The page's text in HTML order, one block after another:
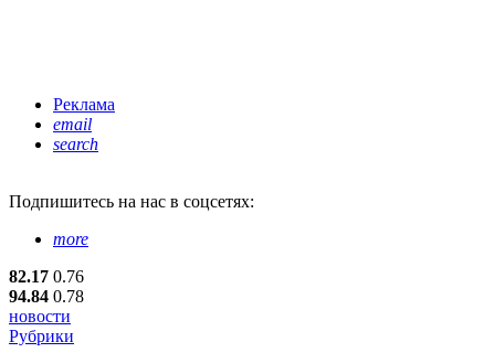
Реклама
email
search
Подпишитесь на нас в соцсетях:
more
82.17 0.76
94.84 0.78
новости
Рубрики